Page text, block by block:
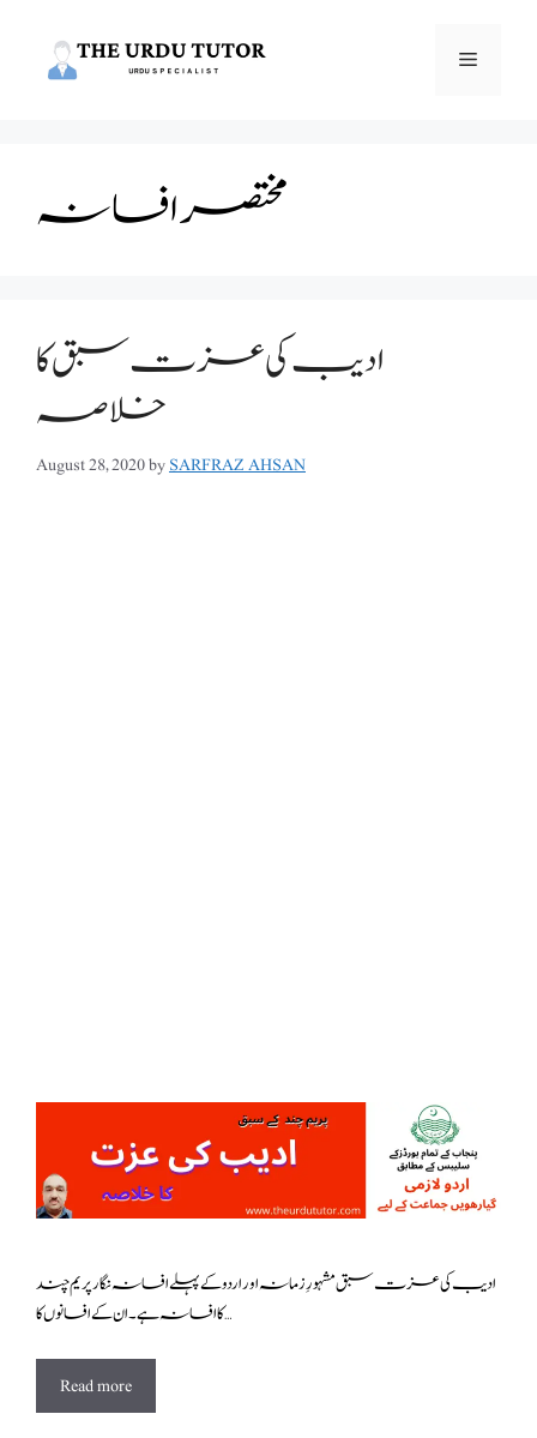
Menu
مختصر افسانہ
ادیب کی عزت سبق کا
خلاصہ
August 28, 2020bySARFRAZ AHSAN
ادیب کی عزت سبق مشہورِ زمانہ اور اردو کے پہلے افسانہ نگار پریم چند
کا افسانہ ہے۔ان کے افسانوں کا …
Read more